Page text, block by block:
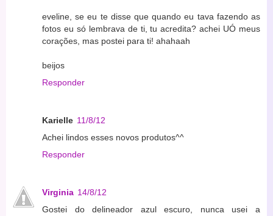
eveline, se eu te disse que quando eu tava fazendo as
fotos eu só lembrava de ti, tu acredita? achei UÓ meus
corações, mas postei para ti! ahahaah
beijos
Responder
Karielle 11/8/12
Achei lindos esses novos produtos^^
Responder
Virginia 14/8/12
Gostei do delineador azul escuro, nunca usei a